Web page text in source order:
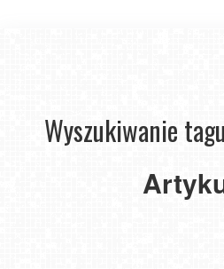
Wyszukiwanie